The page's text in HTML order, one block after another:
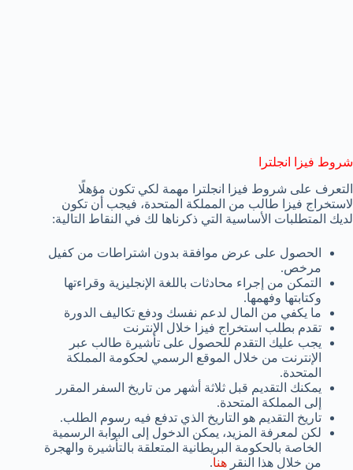
شروط فيزا انجلترا
التعرف على شروط فيزا انجلترا مهمة لكي تكون مؤهلًا
لاستخراج فيزا طالب من المملكة المتحدة، فيجب أن تكون
لديك المتطلبات الأساسية التي ذكرناها لك في النقاط التالية:
الحصول على عرض موافقة بدون اشتراطات من كفيل
مرخص.
التمكن من إجراء محادثات باللغة الإنجليزية وقراءتها
وكتابتها وفهمها.
ما يكفي من المال لدعم نفسك ودفع تكاليف الدورة
تقدم بطلب استخراج فيزا خلال الإنترنت
يجب عليك التقدم للحصول على تأشيرة طالب عبر
الإنترنت من خلال الموقع الرسمي لحكومة المملكة
المتحدة.
يمكنك التقديم قبل ثلاثة أشهر من تاريخ السفر المقرر
إلى المملكة المتحدة.
تاريخ التقديم هو التاريخ الذي تدفع فيه رسوم الطلب.
لكن لمعرفة المزيد، يمكن الدخول إلى البوابة الرسمية
الخاصة بالحكومة البريطانية المتعلقة بالتأشيرة والهجرة
من خلال هذا النقر هنا.